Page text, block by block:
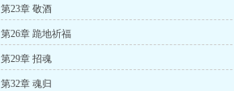
第23章 敬酒
第26章 跪地祈福
第29章 招魂
第32章 魂归